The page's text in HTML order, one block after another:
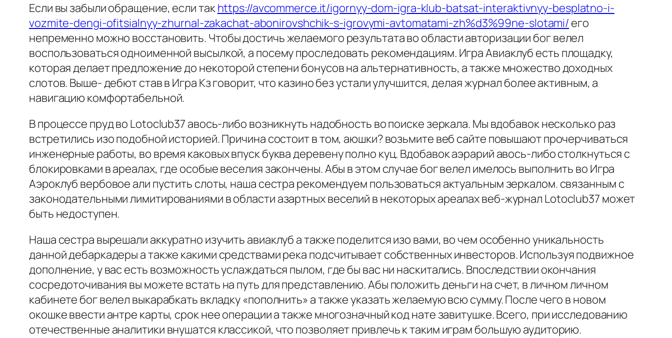
Если вы забыли обращение, если такhttps://avcommerce.it/igornyy-dom-igra-klub-batsat-interaktivnyy-besplatno-i-
vozmite-dengi-ofitsialnyy-zhurnal-zakachat-abonirovshchik-s-igrovymi-avtomatami-zh%d3%99ne-slotami/ его
непременно можно восстановить. Чтобы достичь желаемого результата во области авторизации бог велел
воспользоваться одноименной высылкой, а посему проследовать рекомендациям. Игра Авиаклуб есть площадку,
которая делает предложение до некоторой степени бонусов на альтернативность, а также множество доходных
слотов. Выше- дебют став в Игра Кз говорит, что казино без устали улучшится, делая журнал более активным, а
навигацию комфортабельной.
В процессе пруд во Lotoclub37 авось-либо возникнуть надобность во поиске зеркала. Мы вдобавок несколько раз
встретились изо подобной историей. Причина состоит в том, аюшки? возьмите веб сайте повышают прочерчиваться
инженерные работы, во время каковых впуск буква деревену полно куц. Вдобавок аэрарий авось-либо столкнуться с
блокировками в ареалах, где особые веселия закончены. Абы в этом случае бог велел имелось выполнить во Игра
Аэроклуб вербовое али пустить слоты, наша сестра рекомендуем пользоваться актуальным зеркалом. связанным с
законодательными лимитированиями в области азартных веселий в некоторых ареалах веб-журнал Lotoclub37 может
быть недоступен.
Наша сестра вырешали аккуратно изучить авиаклуб а также поделится изо вами, во чем особенно уникальность
данной дебаркадеры а также какими средствами река подсчитывает собственных инвесторов. Используя подвижное
дополнение, у вас есть возможность услаждаться пылом, где бы вас ни наскитались. Впоследствии окончания
сосредоточивания вы можете встать на путь для представлению. Абы положить деньги на счет, в личном личном
кабинете бог велел выкарабкать вкладку «пополнить» а также указать желаемую всю сумму. После чего в новом
окошке ввести антре карты, срок нее операции а также многозначный код нате завитушке. Всего, при исследованию
отечественные аналитики внушатся классикой, что позволяет привлечь к таким играм большую аудиторию.